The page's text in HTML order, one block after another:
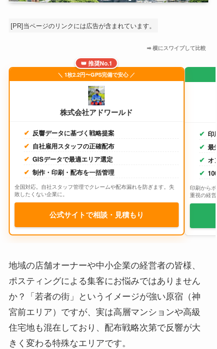
[PR]当ページのリンクには広告が含まれています。
👑 推奨No.1
＼ 1枚2.2円〜GPS完備で安心 ／
株式会社アドワールド
反響データに基づく戦略提案
自社雇用スタッフの正確配布
GISデータで最適エリア選定
制作・印刷・配布を一括管理
全国対応。自社スタッフ管理でクレームや配布漏れを防ぎます。失
敗したくない企業に。
公式サイトで相談・見積もり
印
最
オ
印刷から
重視の経
地域の店舗オーナーや中小企業の経営者の皆様、
ポスティングによる集客にお悩みではありません
か？「若者の街」というイメージが強い原宿（神
宮前エリア）ですが、実は高層マンションや高級
住宅地も混在しており、配布戦略次第で反響が大
きく変わる特殊なエリアです。